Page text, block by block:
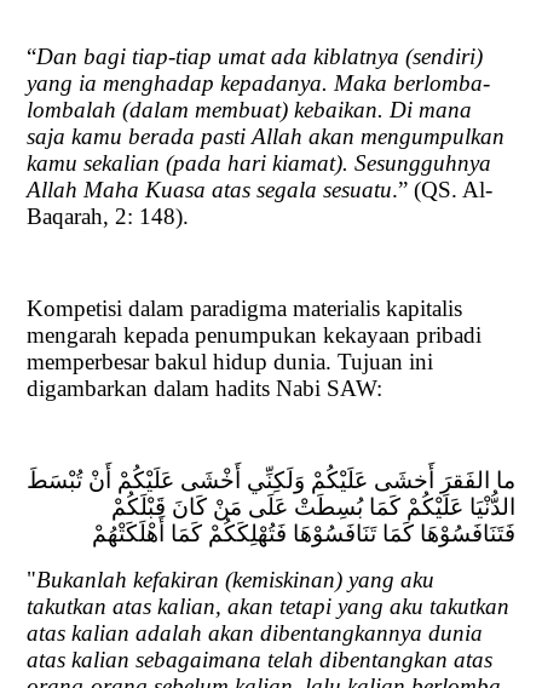
“Dan bagi tiap-tiap umat ada kiblatnya (sendiri)
yang ia menghadap kepadanya. Maka berlomba-
lombalah (dalam membuat) kebaikan. Di mana
saja kamu berada pasti Allah akan mengumpulkan
kamu sekalian (pada hari kiamat). Sesungguhnya
Allah Maha Kuasa atas segala sesuatu.” (QS. Al-
Baqarah, 2: 148).
Kompetisi dalam paradigma materialis kapitalis
mengarah kepada penumpukan kekayaan pribadi
memperbesar bakul hidup dunia. Tujuan ini
digambarkan dalam hadits Nabi SAW:
ما الفَقرَ أَخشَى عَلَيْكُمْ وَلَكِنِّي أَخْشَى عَلَيْكُمْ أَنْ تُبْسَطَ
الدُّنْيَا عَلَيْكُمْ كَمَا بُسِطَتْ عَلَى مَنْ كَانَ قَبْلَكُمْ
فَتَنَافَسُوْهَا كَمَا تَنَافَسُوْهَا فَتُهْلِكَكُمْ كَمَا أَهْلَكَتْهُمْ
"Bukanlah kefakiran (kemiskinan) yang aku
takutkan atas kalian, akan tetapi yang aku takutkan
atas kalian adalah akan dibentangkannya dunia
atas kalian sebagaimana telah dibentangkan atas